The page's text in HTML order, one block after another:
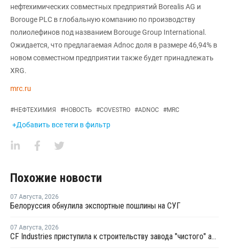
нефтехимических совместных предприятий Borealis AG и
Borouge PLC в глобальную компанию по производству
полиолефинов под названием Borouge Group International.
Ожидается, что предлагаемая Adnoc доля в размере 46,94% в
новом совместном предприятии также будет принадлежать
XRG.
mrc.ru
#НЕФТЕХИМИЯ #НОВОСТЬ #COVESTRO #ADNOC #MRC
+Добавить все теги в фильтр
Похожие новости
07 Августа, 2026
Белоруссия обнулила экспортные пошлины на СУГ
07 Августа, 2026
CF Industries приступила к строительству завода "чистого" аммиака за USD4 миллиарда